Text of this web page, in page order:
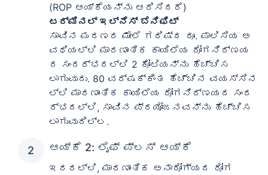
(ROP ಆಯ್ಕೆಯನ್ನು ಆರಿಸಿದರೆ)
ಟರ್ಮಿನಲ್ ಇಲ್ನೆಸ್ ಬೆನಿಫಿಟ್
ಸಾವಿನ ಮರಣದ ಮೇಲೆ ಗರಿಷ್ಠ ರೂ. ಪಾಲಿಸಿಯ ಅ
ವಧಿಯಲ್ಲಿ ಮಾರಣಾಂತಿಕ ಕಾಯಿಲೆಯ ರೋಗನಿರ್ಣಯ
ದ ಸಂದರ್ಭದಲ್ಲಿ 2 ಕೋಟಿಯನ್ನು ಹೆಚ್ಚಿಸ
ಲಾಗುವುದು. 80 ವರ್ಷಕ್ಕಿಂತ ಹೆಚ್ಚಿನ ವಯಸ್ಸಿನ
ಲ್ಲಿ ಮಾರಣಾಂತಿಕ ಕಾಯಿಲೆಯ ರೋಗನಿರ್ಣಯದ ಸಂದ
ರ್ಭದಲ್ಲಿ, ಸಾವಿನ ಪ್ರಯೋಜನವನ್ನು ಹೆಚ್ಚಿಸ
ಲಾಗುವುದಿಲ್ಲ.
ಆಯ್ಕೆ 2: ಲೈಫ್ ಪ್ಲಸ್ ಆಯ್ಕೆ
ಇದರಲ್ಲಿ, ಮಾರಣಾಂತಿಕ ಅನಾರೋಗ್ಯದ ರೋಗ